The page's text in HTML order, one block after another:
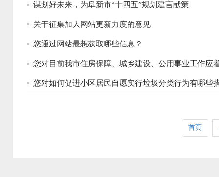
谋划好未来，为阜新市“十四五”规划建言献策
关于征集加大网站更新力度的意见
您通过网站最想获取哪些信息？
您对目前我市住房保障、城乡建设、公用事业工作应
您对如何促进小区居民自愿实行垃圾分类行为有哪些
首页